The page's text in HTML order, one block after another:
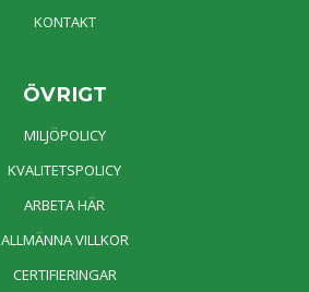
KONTAKT
ÖVRIGT
MILJÖPOLICY
KVALITETSPOLICY
ARBETA HÄR
ALLMÄNNA VILLKOR
CERTIFIERINGAR